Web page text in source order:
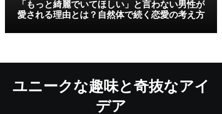
「もっと綺麗でいてほしい」と言わない男性が
愛される理由とは？自然体で続く恋愛の考え方
ユニークな趣味と奇抜なアイ
デア